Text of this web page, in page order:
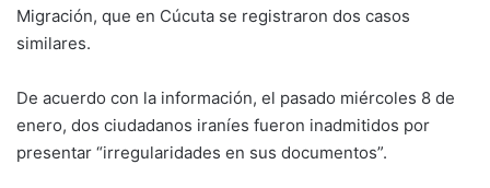
Migración, que en Cúcuta se registraron dos casos
similares.
De acuerdo con la información, el pasado miércoles 8 de
enero, dos ciudadanos iraníes fueron inadmitidos por
presentar “irregularidades en sus documentos”.